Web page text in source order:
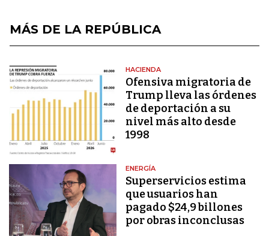
MÁS DE LA REPÚBLICA
HACIENDA
Ofensiva migratoria de
Trump lleva las órdenes
de deportación a su
nivel más alto desde
1998
ENERGÍA
Superservicios estima
que usuarios han
pagado $24,9 billones
por obras inconclusas